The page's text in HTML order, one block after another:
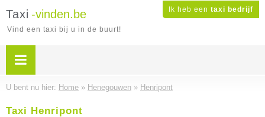
Ik heb een taxi bedrijf
Taxi -vinden.be
Vind een taxi bij u in de buurt!
U bent nu hier: Home » Henegouwen » Henripont
Taxi Henripont